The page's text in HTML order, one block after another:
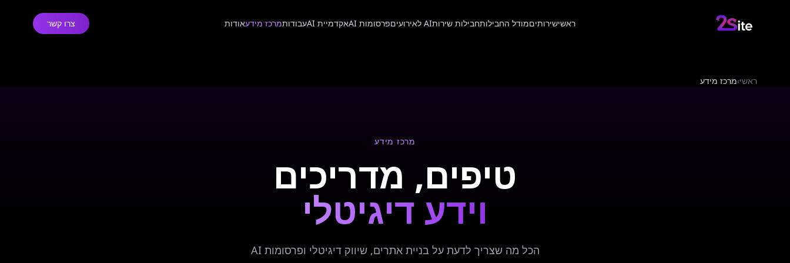
ראשישירותיםמודל החבילותחבילות שירותAI לאירועים פרסומות AI אקדמיית AI עבודותמרכז מידעאודות צרו קשר
ראשי›מרכז מידע
מרכז מידע
טיפים, מדריכים
וידע דיגיטלי
הכל מה שצריך לדעת על בניית אתרים, שיווק דיגיטלי ופרסומות AI